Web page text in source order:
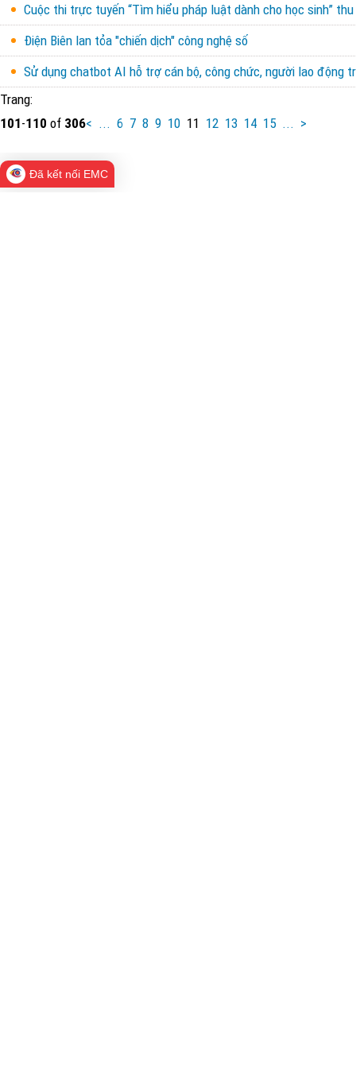
Cuộc thi trực tuyến “Tìm hiểu pháp luật dành cho học sinh”
Điện Biên lan tỏa "chiến dịch" công nghệ số
Sử dụng chatbot AI hỗ trợ cán bộ, công chức, người lao động
Trang:
101-110 of 306< ... 6 7 8 9 10 11 12 13 14 15 ... >
Đã kết nối EMC